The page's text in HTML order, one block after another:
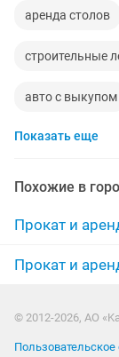
аренда столов
строительные
авто с выкупом
перфоратор
болгарка
прокат
аренда
Показать еще
Похожие в
Прокат и
Прокат и
© 2012-2026, АО